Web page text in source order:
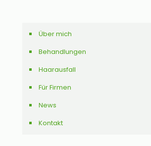
Über mich
Behandlungen
Haarausfall
Für Firmen
News
Kontakt